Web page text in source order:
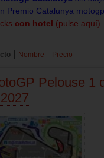
Premio Catalunya motogp
con hotel (pulse aquí)
Nombre Precio
Pelouse 1